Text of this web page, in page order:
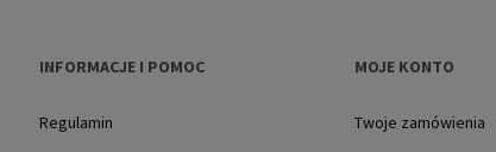
INFORMACJE I POMOC
Regulamin
MOJE KONTO
Twoje zamówienia